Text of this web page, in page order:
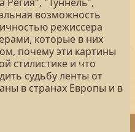
возможность
режиссера
которые в них
почему эти картины
стилистике и что
судьбу ленты от
в странах Европы и в